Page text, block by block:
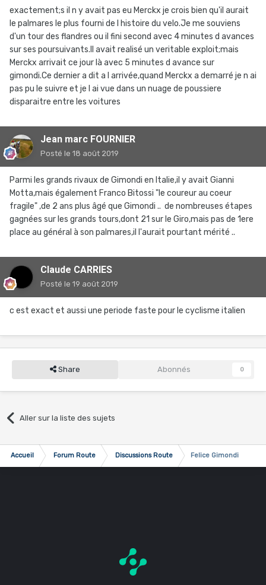
exactement;s il n y avait pas eu Merckx je crois bien qu'il aurait
le palmares le plus fourni de l histoire du velo.Je me souviens
d'un tour des flandres ou il fini second avec 4 minutes d avances
sur ses poursuivants.Il avait realisé un veritable exploit;mais
Merckx arrivait ce jour là avec 5 minutes d avance sur
gimondi.Ce dernier a dit a l arrivée,quand Merckx a demarré je n ai
pas pu le suivre et je l ai vue dans un nuage de poussiere
disparaitre entre les voitures
Jean marc FOURNIER
Posté le 18 août 2019
Parmi les grands rivaux de Gimondi en Italie,il y avait Gianni
Motta,mais également Franco Bitossi "le coureur au coeur
fragile" ,de 2 ans plus âgé que Gimondi .. de nombreuses étapes
gagnées sur les grands tours,dont 21 sur le Giro,mais pas de 1ere
place au général à son palmares,il l'aurait pourtant mérité ..
Claude CARRIES
Posté le 19 août 2019
c est exact et aussi une periode faste pour le cyclisme italien
Share Abonnés 0
Aller sur la liste des sujets
Accueil Forum Route Discussions Route Felice Gimondi